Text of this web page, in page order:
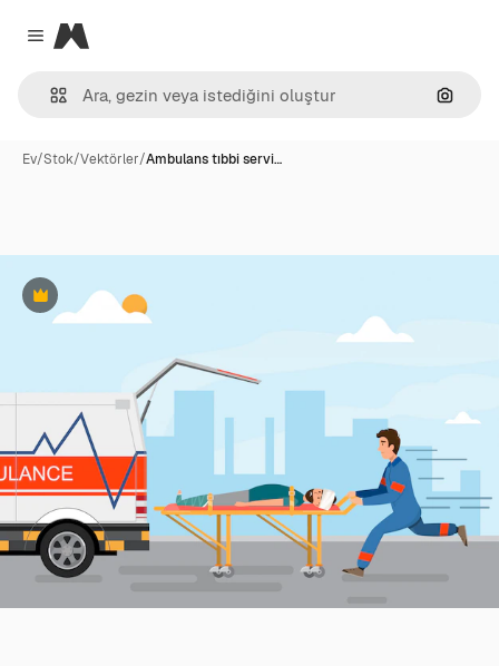
Close menu
Magnific
Ev/Stok/Vektörler/Ambulans tıbbi servi…
Premium